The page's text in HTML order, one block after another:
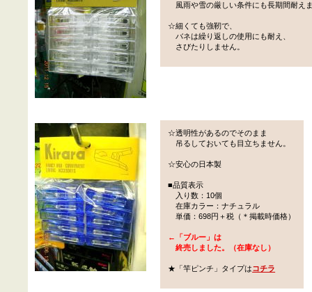
風雨や雪の厳しい条件にも長期間耐え
☆細くても強靭で、
バネは繰り返しの使用にも耐え、
さびたりしません。
☆透明性があるのでそのまま
吊るしておいても目立ちません。
☆安心の日本製
■品質表示
入り数：10個
在庫カラー：ナチュラル
単価：698円＋税（＊掲載時価格）
←「ブルー」は
終売しました。（在庫なし）
★「竿ピンチ」タイプはコチラ